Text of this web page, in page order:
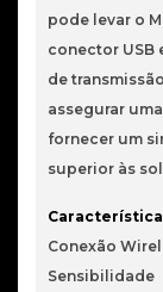
pode levar o
conector USB
de
assegurar
fornecer um
superior às
Conexão
Sensibilidade